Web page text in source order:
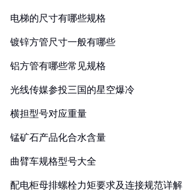
电梯的尺寸有哪些规格
镀锌方管尺寸一般有哪些
铝方管有哪些常见规格
光线传媒参投三国的星空爆冷
横担型号对应重量
锰矿石产品化合水含量
曲臂车规格型号大全
配电柜母排螺栓力矩要求及连接规范详解